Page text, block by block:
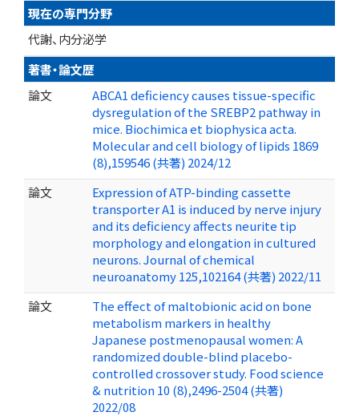
現在の専門分野
代謝、内分泌学
著書・論文歴
論文
ABCA1 deficiency causes tissue-specific
dysregulation of the SREBP2 pathway in
mice. Biochimica et biophysica acta.
Molecular and cell biology of lipids 1869
(8),159546 (共著) 2024/12
論文
Expression of ATP-binding cassette
transporter A1 is induced by nerve injury
and its deficiency affects neurite tip
morphology and elongation in cultured
neurons. Journal of chemical
neuroanatomy 125,102164 (共著) 2022/11
論文
The effect of maltobionic acid on bone
metabolism markers in healthy
Japanese postmenopausal women: A
randomized double-blind placebo-
controlled crossover study. Food science
& nutrition 10 (8),2496-2504 (共著)
2022/08